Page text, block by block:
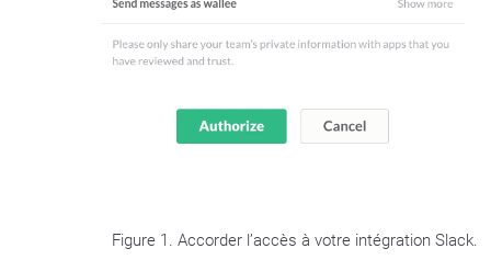
Figure 1. Accorder l’accès à votre intégration Slack.